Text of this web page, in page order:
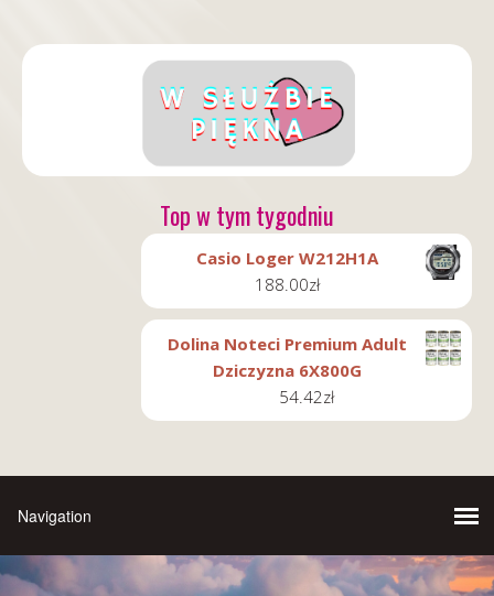
Top w tym tygodniu
Casio Loger W212H1A
188.00zł
Dolina Noteci Premium Adult
Dziczyzna 6X800G
54.42zł